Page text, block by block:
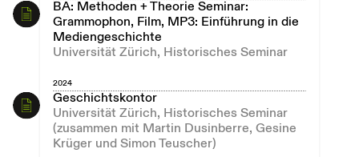
BA: Methoden + Theorie Seminar:
Grammophon, Film, MP3: Einführung in die
Mediengeschichte
Universität Zürich, Historisches Seminar
2024
Geschichtskontor
Universität Zürich, Historisches Seminar
(zusammen mit Martin Dusinberre, Gesine
Krüger und Simon Teuscher)